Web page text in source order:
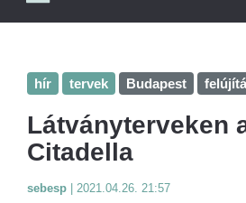
hír tervek Budapest
Látványterveken
Citadella
sebesp 2021.04.26. 21:57